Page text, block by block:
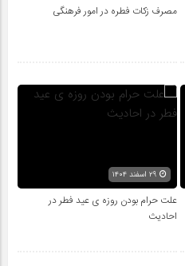
مصرف زکات فطره در امور فرهنگی
علت حرام بودن روزه ی عید فطر در
احادیث